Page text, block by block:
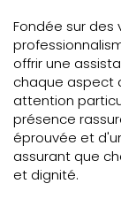
Fondée sur
offrir une
chaque aspect
attention
présence
éprouvée et
assurant que
et dignité.